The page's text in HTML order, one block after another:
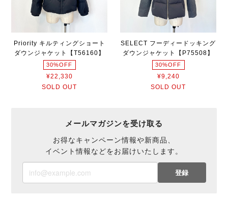
Priority キルティングショート
ダウンジャケット【T56160】
30%OFF
¥22,330
SOLD OUT
SELECT フーディードッキング
ダウンジャケット【P75508】
30%OFF
¥9,240
SOLD OUT
メールマガジンを受け取る
お得なキャンペーン情報や新商品、
イベント情報などをお届けいたします。
登録